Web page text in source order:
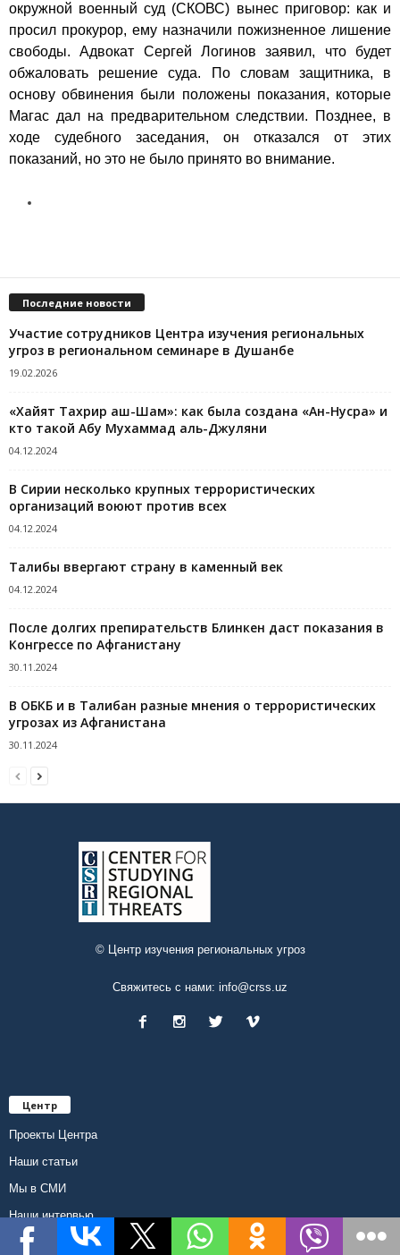
окружной военный суд (СКОВС) вынес приговор: как и
просил прокурор, ему назначили пожизненное лишение
свободы. Адвокат Сергей Логинов заявил, что будет
обжаловать решение суда. По словам защитника, в
основу обвинения были положены показания, которые
Магас дал на предварительном следствии. Позднее, в
ходе судебного заседания, он отказался от этих
показаний, но это не было принято во внимание.
Последние новости
Участие сотрудников Центра изучения региональных
угроз в региональном семинаре в Душанбе
19.02.2026
«Хайят Тахрир аш-Шам»: как была создана «Ан-Нусра» и
кто такой Абу Мухаммад аль-Джуляни
04.12.2024
В Сирии несколько крупных террористических
организаций воюют против всех
04.12.2024
Талибы ввергают страну в каменный век
04.12.2024
После долгих препирательств Блинкен даст показания в
Конгрессе по Афганистану
30.11.2024
В ОБКБ и в Талибан разные мнения о террористических
угрозах из Афганистана
30.11.2024
© Центр изучения региональных угроз
Свяжитесь с нами: info@crss.uz
Центр
Проекты Центра
Наши статьи
Мы в СМИ
Наши интервью
Киберугрозы